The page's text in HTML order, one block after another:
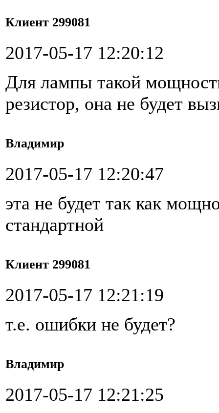
Клиент 299081
2017-05-17 12:20:12
Для лампы такой
резистор, она не будет
Владимир
2017-05-17 12:20:47
эта не будет так как
стандартной
Клиент 299081
2017-05-17 12:21:19
т.е. ошибки не будет?
Владимир
2017-05-17 12:21:25